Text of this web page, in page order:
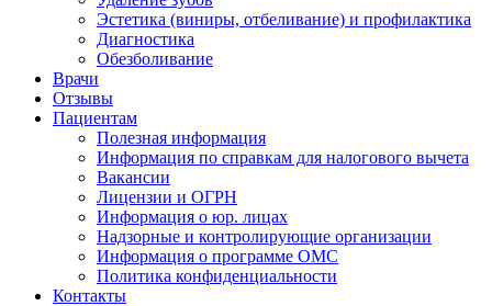
Эстетика (виниры, отбеливание) и профилактика
Диагностика
Обезболивание
Врачи
Отзывы
Пациентам
Полезная информация
Информация по справкам для налогового вычета
Вакансии
Лицензии и ОГРН
Информация о юр. лицах
Надзорные и контролирующие организации
Информация о программе ОМС
Политика конфиденциальности
Контакты